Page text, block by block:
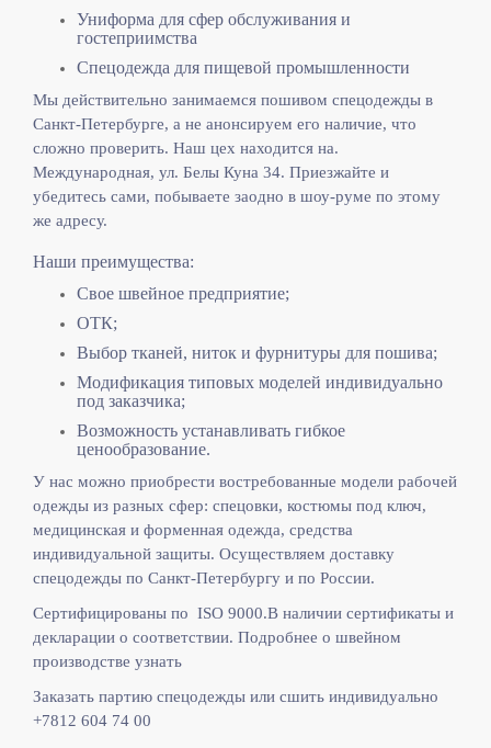
Униформа для сфер обслуживания и
гостеприимства
Спецодежда для пищевой промышленности
Мы действительно занимаемся пошивом спецодежды в
Санкт-Петербурге, а не анонсируем его наличие, что
сложно проверить. Наш цех находится на.
Международная, ул. Белы Куна 34. Приезжайте и
убедитесь сами, побываете заодно в шоу-руме по этому
же адресу.
Наши преимущества:
Свое швейное предприятие;
ОТК;
Выбор тканей, ниток и фурнитуры для пошива;
Модификация типовых моделей индивидуально
под заказчика;
Возможность устанавливать гибкое
ценообразование.
У нас можно приобрести востребованные модели рабочей
одежды из разных сфер: спецовки, костюмы под ключ,
медицинская и форменная одежда, средства
индивидуальной защиты. Осуществляем доставку
спецодежды по Санкт-Петербургу и по России.
Сертифицированы по ISO 9000.В наличии сертификаты и
декларации о соответствии. Подробнее о швейном
производстве узнать
Заказать партию спецодежды или сшить индивидуально
+7812 604 74 00